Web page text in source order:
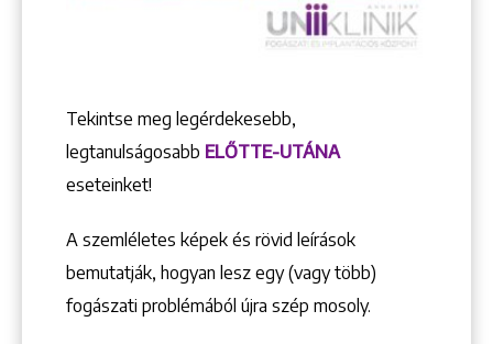
Tekintse meg legérdekesebb,
legtanulságosabb ELŐTTE-UTÁNA
eseteinket!
A szemléletes képek és rövid leírások
bemutatják, hogyan lesz egy (vagy több)
fogászati problémából újra szép mosoly.